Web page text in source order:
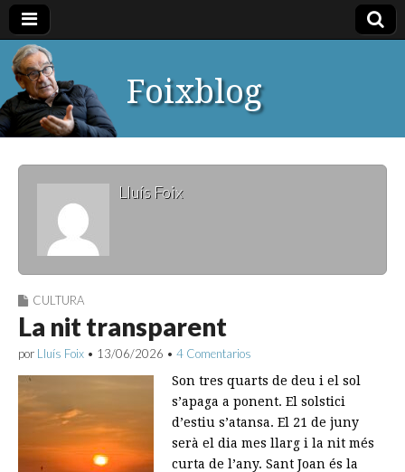
Foixblog
Lluís Foix
CULTURA
La nit transparent
por Lluís Foix • 13/06/2026 • 4 Comentarios
Son tres quarts de deu i el sol
s’apaga a ponent. El solstici
d’estiu s’atansa. El 21 de juny
serà el dia mes llarg i la nit més
curta de l’any. Sant Joan és la